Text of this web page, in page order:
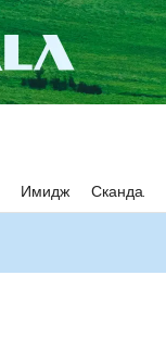
Имидж Скандалы